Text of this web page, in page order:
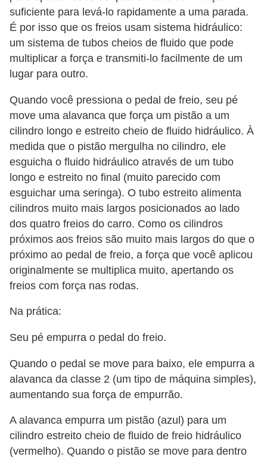
suficiente para levá-lo rapidamente a uma parada.
É por isso que os freios usam sistema hidráulico:
um sistema de tubos cheios de fluido que pode
multiplicar a força e transmiti-lo facilmente de um
lugar para outro.
Quando você pressiona o pedal de freio, seu pé
move uma alavanca que força um pistão a um
cilindro longo e estreito cheio de fluido hidráulico. À
medida que o pistão mergulha no cilindro, ele
esguicha o fluido hidráulico através de um tubo
longo e estreito no final (muito parecido com
esguichar uma seringa). O tubo estreito alimenta
cilindros muito mais largos posicionados ao lado
dos quatro freios do carro. Como os cilindros
próximos aos freios são muito mais largos do que o
próximo ao pedal de freio, a força que você aplicou
originalmente se multiplica muito, apertando os
freios com força nas rodas.
Na prática:
Seu pé empurra o pedal do freio.
Quando o pedal se move para baixo, ele empurra a
alavanca da classe 2 (um tipo de máquina simples),
aumentando sua força de empurrão.
A alavanca empurra um pistão (azul) para um
cilindro estreito cheio de fluido de freio hidráulico
(vermelho). Quando o pistão se move para dentro